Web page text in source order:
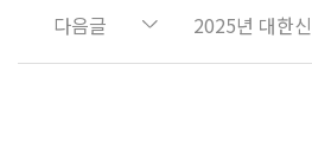
다음글 2025년 대한